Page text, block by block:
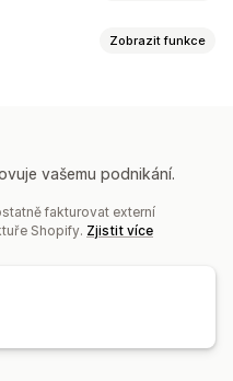
kódy
Více měn
Zobrazit funkce
účty
Vykazování
vašemu podnikání.
fakturovat externí
Shopify. Zjistit více